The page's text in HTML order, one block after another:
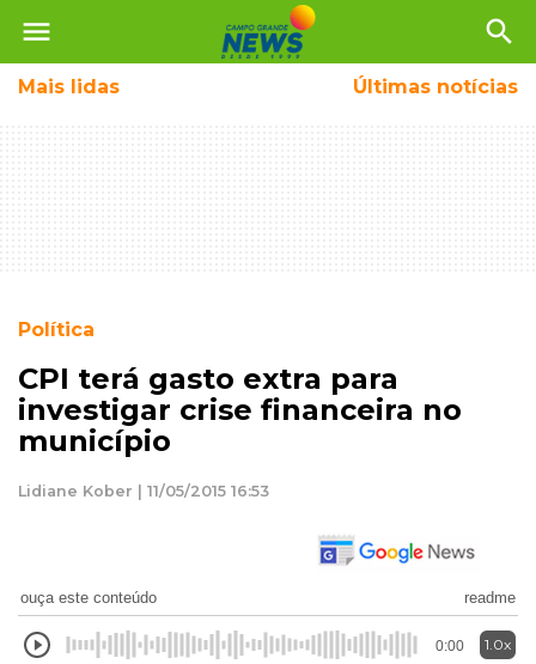
menu search
Mais lidas Últimas notícias
Política
CPI terá gasto extra para
investigar crise financeira no
município
Lidiane Kober | 11/05/2015 16:53
ouça este conteúdo readme
0:00 1.0x